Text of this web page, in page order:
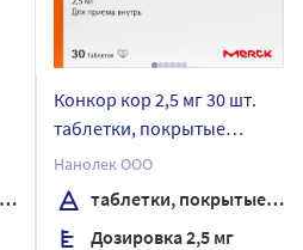
Конкор кор 2,5 мг 30 шт.
таблетки, покрытые
пленочной оболочкой
Нанолек ООО
таблетки, покрытые пленочной оболочкой
Дозировка 2,5 мг